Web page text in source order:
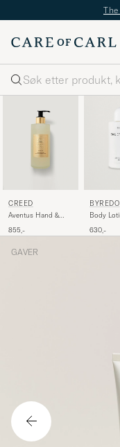
Søk
CREED
Aventus Hand &
855,-
BYREDO
Body
630,-
GAVER